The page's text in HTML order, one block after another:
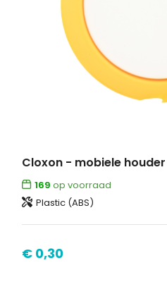
Cloxon - mobiele
169 op voorraad
Plastic (ABS)
€ 0,30